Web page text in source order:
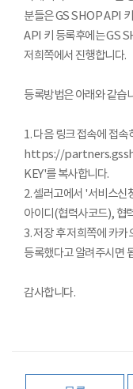
분들은 GS SHOP API
API 키 등록후에는 GS
저희쪽에서 진행합니다.
등록방법은 아래와 같습
1. 다음 링크접속에 접속
https://
KEY'를 복사합니다.
2. 셀러고에서 '서비스신
아이디(협력사코드), 협
3. 저장 후 저희쪽에 카카
등록했다고 알려주시면
감사합니다.